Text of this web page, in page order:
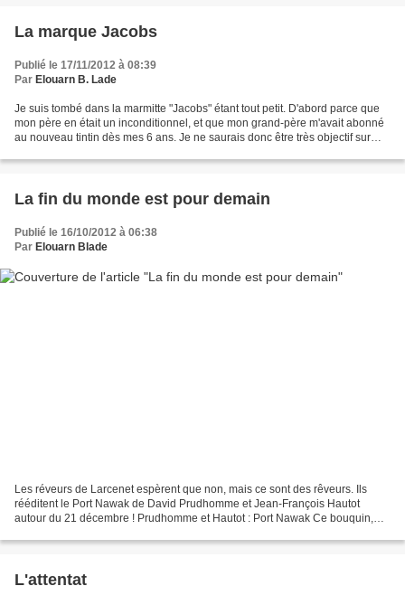
La marque Jacobs
Publié le 17/11/2012 à 08:39
Par Elouarn B. Lade
Je suis tombé dans la marmitte "Jacobs" étant tout petit. D'abord parce que
mon père en était un inconditionnel, et que mon grand-père m'avait abonné
au nouveau tintin dès mes 6 ans. Je ne saurais donc être très objectif sur
La fin du monde est pour demain
Publié le 16/10/2012 à 06:38
Par Elouarn Blade
Les réveurs de Larcenet espèrent que non, mais ce sont des rêveurs. Ils
rééditent le Port Nawak de David Prudhomme et Jean-François Hautot
autour du 21 décembre ! Prudhomme et Hautot : Port Nawak Ce bouquin,
L'attentat